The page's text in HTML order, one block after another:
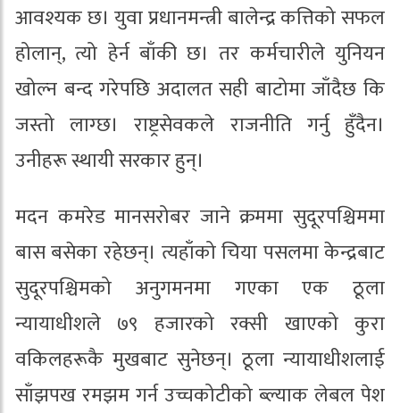
आवश्यक छ। युवा प्रधानमन्त्री बालेन्द्र कत्तिको सफल
होलान्, त्यो हेर्न बाँकी छ। तर कर्मचारीले युनियन
खोल्न बन्द गरेपछि अदालत सही बाटोमा जाँदैछ कि
जस्तो लाग्छ। राष्ट्रसेवकले राजनीति गर्नु हुँदैन।
उनीहरू स्थायी सरकार हुन्।
मदन कमरेड मानसरोबर जाने क्रममा सुदूरपश्चिममा
बास बसेका रहेछन्। त्यहाँको चिया पसलमा केन्द्रबाट
सुदूरपश्चिमको अनुगमनमा गएका एक ठूला
न्यायाधीशले ७९ हजारको रक्सी खाएको कुरा
वकिलहरूकै मुखबाट सुनेछन्। ठूला न्यायाधीशलाई
साँझपख रमझम गर्न उच्चकोटीको ब्ल्याक लेबल पेश